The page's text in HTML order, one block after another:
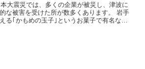
大震災では、多くの企業が被災し、津波に
な被害を受けた所が数多くあります。 岩手
る｢かもめの玉子｣というお菓子で有名なさ